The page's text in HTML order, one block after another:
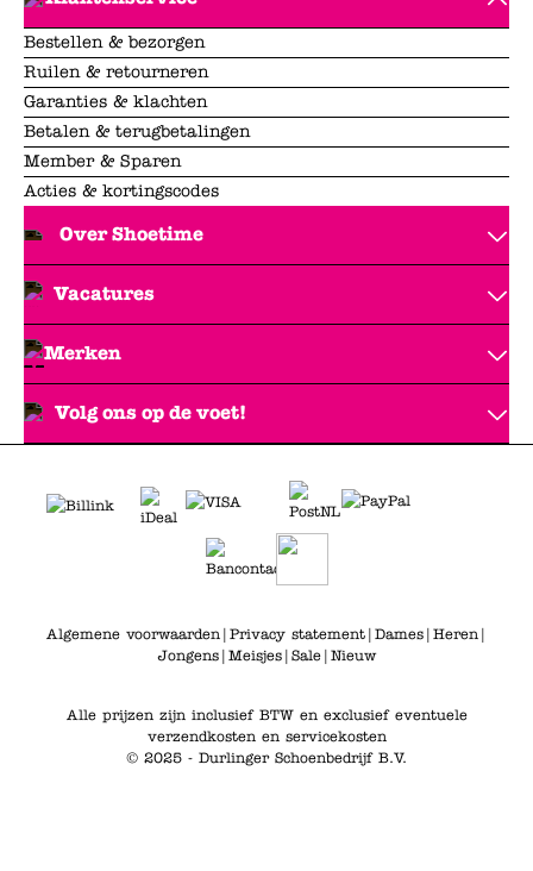
Bestellen & bezorgen
Ruilen & retourneren
Garanties & klachten
Betalen & terugbetalingen
Member & Sparen
Acties & kortingscodes
Over Shoetime
Vacatures
Merken
Volg ons op de voet!
Algemene voorwaarden| Privacy statement| Dames| Heren|
Jongens| Meisjes| Sale| Nieuw
Alle prijzen zijn inclusief BTW en exclusief eventuele
verzendkosten en servicekosten
© 2025 - Durlinger Schoenbedrijf B.V.